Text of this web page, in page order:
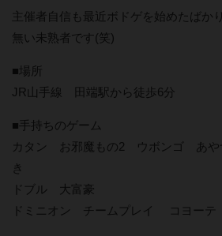
主催者自信も最近ボドゲを始めたばか
無い未熟者です(笑)
■場所
JR山手線 田端駅から徒歩6分
■手持ちのゲーム
カタン お邪魔もの2 ウボンゴ あや
き
ドブル 大富豪
ドミニオン チームプレイ コヨー